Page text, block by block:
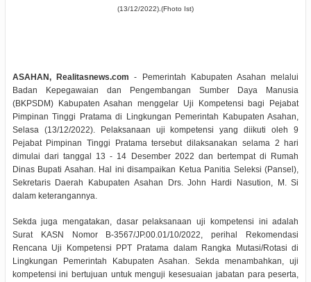
(13/12/2022).(Fhoto Ist)
ASAHAN, Realitasnews.com - Pemerintah Kabupaten Asahan melalui
Badan Kepegawaian dan Pengembangan Sumber Daya Manusia
(BKPSDM) Kabupaten Asahan menggelar Uji Kompetensi bagi Pejabat
Pimpinan Tinggi Pratama di Lingkungan Pemerintah Kabupaten Asahan,
Selasa (13/12/2022). Pelaksanaan uji kompetensi yang diikuti oleh 9
Pejabat Pimpinan Tinggi Pratama tersebut dilaksanakan selama 2 hari
dimulai dari tanggal 13 - 14 Desember 2022 dan bertempat di Rumah
Dinas Bupati Asahan. Hal ini disampaikan Ketua Panitia Seleksi (Pansel),
Sekretaris Daerah Kabupaten Asahan Drs. John Hardi Nasution, M. Si
dalam keterangannya.
Sekda juga mengatakan, dasar pelaksanaan uji kompetensi ini adalah
Surat KASN Nomor B-3567/JP.00.01/10/2022, perihal Rekomendasi
Rencana Uji Kompetensi PPT Pratama dalam Rangka Mutasi/Rotasi di
Lingkungan Pemerintah Kabupaten Asahan. Sekda menambahkan, uji
kompetensi ini bertujuan untuk menguji kesesuaian jabatan para peserta,